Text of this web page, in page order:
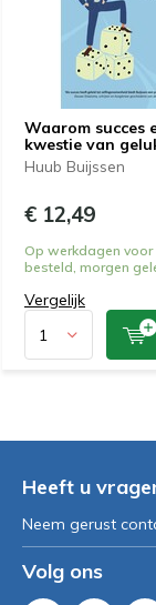
Waarom succes
kwestie van
Huub Buijssen
€ 12,49
Op werkdagen voor
besteld, morgen
Vergelijk
Heeft u
Neem gerust
Volg ons